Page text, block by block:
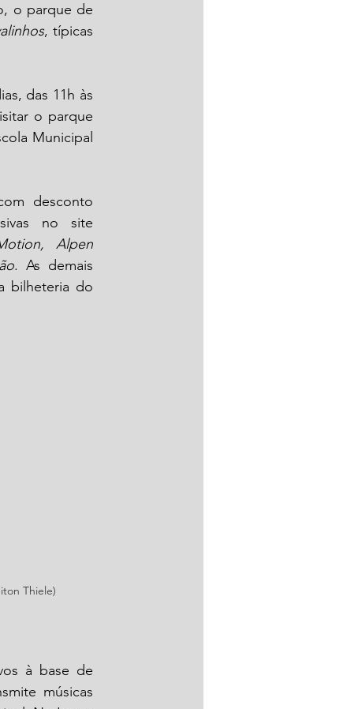
o parque de
, típicas
das 11h às
o parque
Municipal
desconto
Alpen
. As demais
bilheteria do
Thiele)
à base de
músicas